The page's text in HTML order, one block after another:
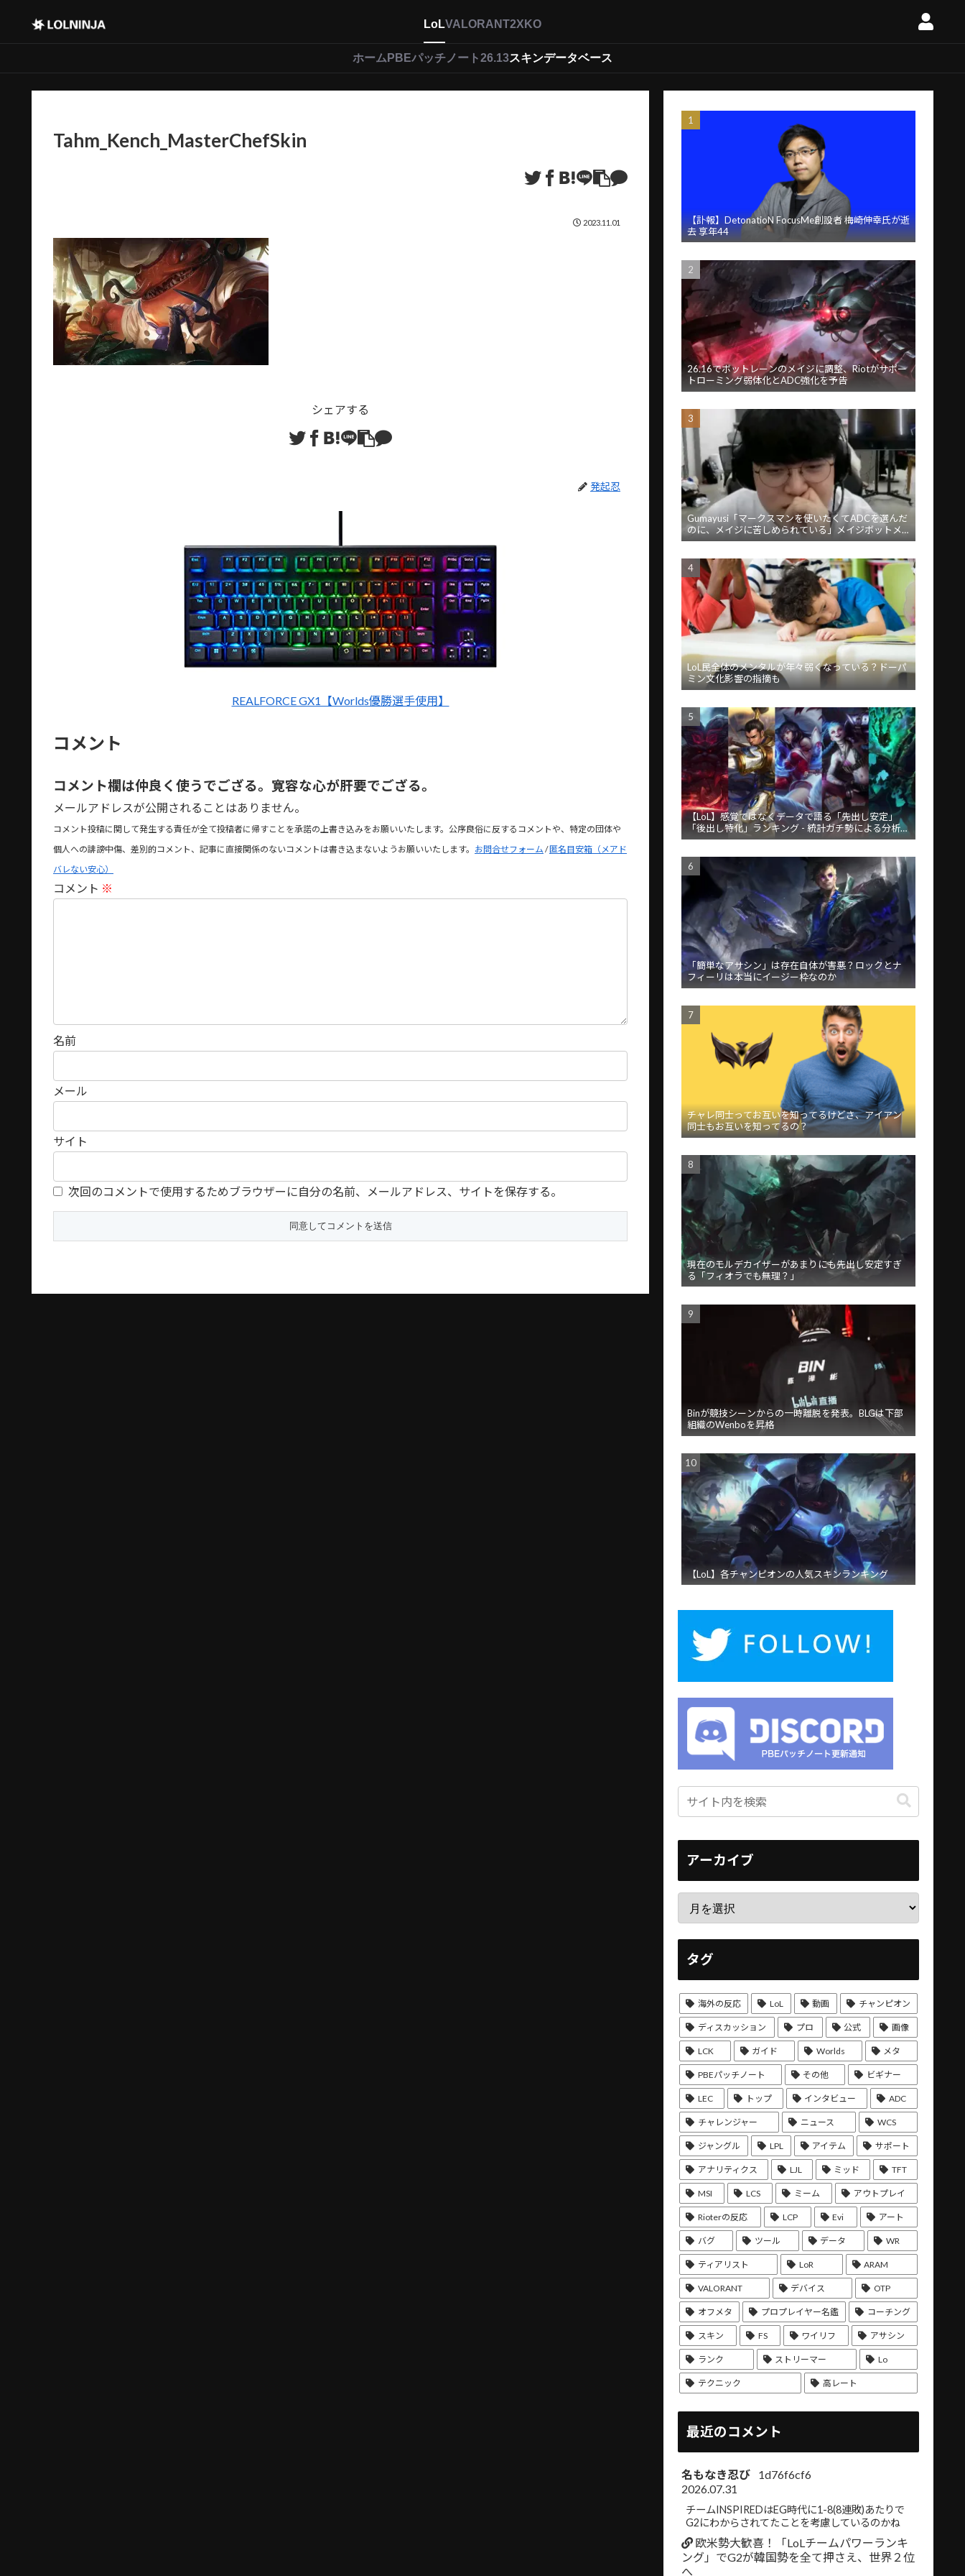
LoLVALORANT2XKO
ホーム PBEパッチノート26.13スキンデータベース
Tahm_Kench_MasterChefSkin
2023.11.01
シェアする
発起忍
REALFORCE GX1【Worlds優勝選手使用】
コメント
コメント欄は仲良く使うでござる。寛容な心が肝要でござる。
メールアドレスが公開されることはありません。
コメント投稿に関して発生する責任が全て投稿者に帰すことを承諾の上書き込みをお願いいたします。公序良俗に反するコメントや、特定の団体や
個人への誹謗中傷、差別的コメント、記事に直接関係のないコメントは書き込まないようお願いいたします。 お問合せフォーム /匿名目安箱（メアド
バレない安心）
コメント ※
名前
メール
サイト
次回のコメントで使用するためブラウザーに自分の名前、メールアドレス、サイトを保存する。
【訃報】DetonatioN FocusMe創設者 梅崎伸幸氏が逝
去 享年44
26.16でボットレーンのメイジに調整、Riotがサポー
トローミング弱体化とADC強化を予告
Gumayusi「マークスマンを使いたくてADCを選んだ
のに、メイジに苦しめられている」メイジボットメ
タに苦言
LoL民全体のメンタルが年々弱くなっている？ドーパ
ミン文化影響の指摘も
【LoL】感覚ではなくデータで語る「先出し安定」
「後出し特化」ランキング - 統計ガチ勢による分析が
話題
「簡単なアサシン」は存在自体が害悪？ロックとナ
フィーリは本当にイージー枠なのか
チャレ同士ってお互いを知ってるけどさ、アイアン
同士もお互いを知ってるの？
現在のモルデカイザーがあまりにも先出し安定すぎ
る「フィオラでも無理？」
Binが競技シーンからの一時離脱を発表。BLGは下部
組織のWenboを昇格
【LoL】各チャンピオンの人気スキンランキング
アーカイブ
タグ
海外の反応 LoL 動画 チャンピオン
ディスカッション プロ 公式 画像
LCK ガイド Worlds メタ
PBEパッチノート その他 ビギナー
LEC トップ インタビュー ADC
チャレンジャー ニュース WCS
ジャングル LPL アイテム サポート
アナリティクス LJL ミッド TFT
MSI LCS ミーム アウトプレイ
Rioterの反応 LCP Evi アート
バグ ツール データ WR
ティアリスト LoR ARAM
VALORANT デバイス OTP
オフメタ プロプレイヤー名鑑 コーチング
スキン FS ワイリフ アサシン
ランク ストリーマー Lo
テクニック 高レート
最近のコメント
名もなき忍び
1d76f6cf6
2026.07.31
チームINSPIREDはEG時代に1-8(8連敗)あたりで
G2にわからされてたことを考慮しているのかね
欧米勢大歓喜！「LoLチームパワーランキ
ング」でG2が韓国勢を全て押さえ、世界２位
へ